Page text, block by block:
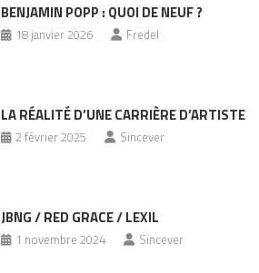
BENJAMIN POPP : QUOI DE NEUF ?
18 janvier 2026 Fredel
LA RÉALITÉ D’UNE CARRIÈRE D’ARTISTE
2 février 2025 Sincever
JBNG / RED GRACE / LEXIL
1 novembre 2024 Sincever